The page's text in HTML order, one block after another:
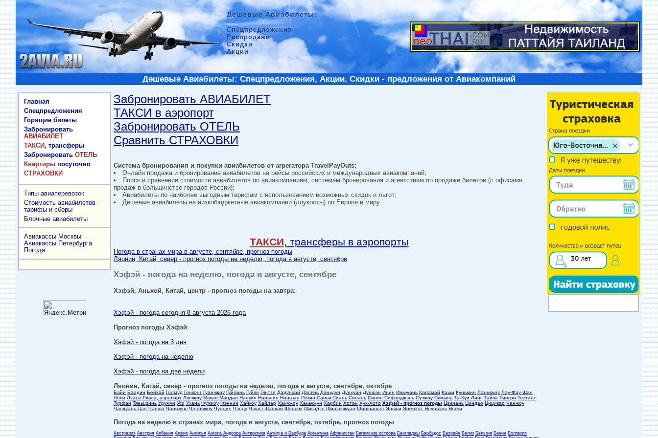
Дешевые Авиабилеты:
Спецпредложения
Распродажи
Скидки
Акции
Дешевые Авиабилеты: Спецпредложения, Акции, Скидки - предложения от Авиакомпаний
Главная
Спецпредложения
Горящие билеты
Забронировать
АВИАБИЛЕТ
ТАКСИ, трансферы
Забронировать ОТЕЛЬ
Квартиры посуточно
СТРАХОВКИ
Типы авиаперевозок
Стоимость авиабилетов -
тарифы и сборы
Блочные авиабилеты
Авиакассы Москвы
Авиакассы Петербурга
Погода
Забронировать АВИАБИЛЕТ
ТАКСИ в аэропорт
Забронировать ОТЕЛЬ
Сравнить СТРАХОВКИ
Система бронирования и покупки авиабилетов от агрегатора TravelPayOuts:
Онлайн продажа и бронирование авиабилетов на рейсы российских и международных авиакомпаний;
Поиск и сравнение стоимости авиабилетов по авиакомпаниям, системам бронирования и агентствам по продаже билетов (с офисами
продаж в большинстве городов России);
Авиабилеты по наиболее выгодным тарифам с использованием возможных скидок и льгот;
Дешевые авиабилеты на низкобюджетные авиакомпании (лоукосты) по Европе и миру.
ТАКСИ, трансферы в аэропорты
Погода в странах мира в августе, сентябре, прогноз погоды
Ляонин, Китай, север - прогноз погоды на неделю, погода в августе, сентябре
Хэфэй - погода на неделю, погода в августе, сентябре
Хэфэй, Аньхой, Китай, центр - прогноз погоды на завтра:
Хэфэй - погода сегодня 8 августа 2026 года
Прогноз погоды Хэфэй:
Хэфэй - погода на 3 дня
Хэфэй - погода на неделю
Хэфэй - погода на две недели
Ляонин, Китай, север - прогноз погоды на неделю, погода в августе, сентябре, октябре:
Байи Баодин Бейхай Голмуд Гонконг Гуанчжоу Гуйлинь Гуйян Гянтзе Дадунхай Далянь Даньдун Дунхуан Дуншэн Инин Иньчуань Карамай Каши Куньмин Ланьчжоу Лау-Фау-Шан
Лоян Лхаса Лхаса, аэропорт Лючжоу Макао Мандал Нанкин Наньнин Наньчан Пекин Санья Сиань Синань Синин Сифэнджэнь Сучжоу Сямынь Та-Куи-Линг Тайпа Тингри Тсетанг
Турфан Тяньцзинь Урумчи Уси Ухань Фучжоу Фэннин Хайкоу Хайлар Ханчжоу Ханьчжун Харбин Хотан Хух-Хото Хэфэй - прогноз погоды Цзинань Циндао Цицикар Чанжоу
Чанхуань Дао Чанша Чаньчунь Чжэнчжоу Чунцин Чэнду Чэндэ Шанхай Шеньян Шигадзе Шицзячжуан Щицюаньхэ Эньши Эренхот Ялунвань Яньчи
Погода на неделю в странах мира, погода в августе, сентябре, октябре, прогноз погоды:
Австралия Австрия Албания Алжир Ангилья Ангола Андорра Антарктика Антигуа и Барбуда Аргентина Афганистан Багамские острова Бангладеш Барбадос Бахрейн Белиз Бельгия Бенин Болгария